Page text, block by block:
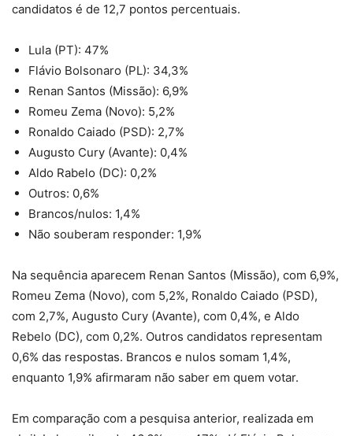
candidatos é de 12,7 pontos percentuais.
Lula (PT): 47%
Flávio Bolsonaro (PL): 34,3%
Renan Santos (Missão): 6,9%
Romeu Zema (Novo): 5,2%
Ronaldo Caiado (PSD): 2,7%
Augusto Cury (Avante): 0,4%
Aldo Rabelo (DC): 0,2%
Outros: 0,6%
Brancos/nulos: 1,4%
Não souberam responder: 1,9%
Na sequência aparecem Renan Santos (Missão), com 6,9%,
Romeu Zema (Novo), com 5,2%, Ronaldo Caiado (PSD),
com 2,7%, Augusto Cury (Avante), com 0,4%, e Aldo
Rebelo (DC), com 0,2%. Outros candidatos representam
0,6% das respostas. Brancos e nulos somam 1,4%,
enquanto 1,9% afirmaram não saber em quem votar.
Em comparação com a pesquisa anterior, realizada em